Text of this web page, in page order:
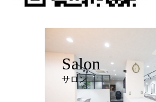
Salon
サロン